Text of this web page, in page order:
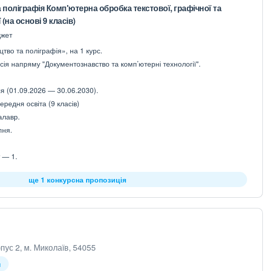
Комп'ютерна обробка текстової, графічної та
основі 9 класів)
та поліграфія», на 1 курс.
напряму "Документознавство та комп’ютерні технології".
(01.09.2026 — 30.06.2030).
освіта (9 класів)
— 1.
ще 1 конкурсна пропозиція
2, м. Миколаїв, 54055